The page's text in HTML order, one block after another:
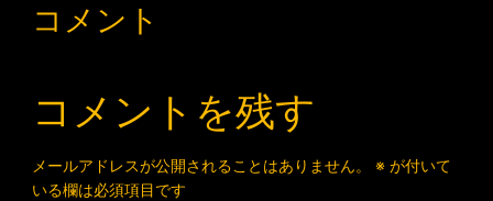
コメント
コメントを残す
メールアドレスが公開されることはありません。 ※が付いて
いる欄は必須項目です